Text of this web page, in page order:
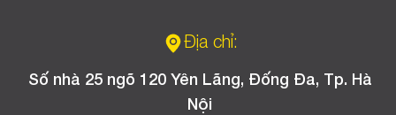
Địa chỉ:
Số nhà 25 ngõ 120 Yên Lãng, Đống Đa, Tp. Hà
Nội